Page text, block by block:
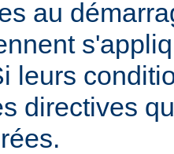
au
leurs
directives